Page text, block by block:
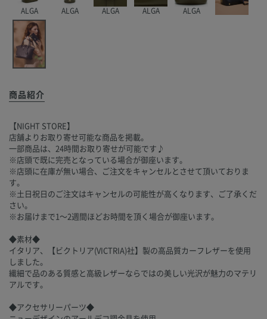
ALGA ALGA ALGA ALGA ALGA
商品紹介
【NIGHT STORE】
店舗よりお取り寄せ可能な商品を掲載。
一部商品は、24時間お取り寄せが可能です♪
※店頭で既に完売となっている場合が御座います。
※店頭に在庫が無い場合、ご注文をキャンセルとさせて頂いておりま
す。
※土日祝日のご注文はキャンセルの可能性が高くなります、ご了承くだ
さい。
※お届けまで1～2週間ほどお時間を頂く場合が御座います。
◆素材◆
イタリア、【ビクトリア(VICTRIA)社】製の高品質カーフレザーを使用
しました。
繊細で品のある質感と高級レザーならではの美しい光沢が魅力のマテリ
アルです。
◆アクセサリーパーツ◆